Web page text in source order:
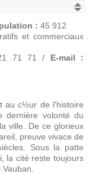
: 45 912
et commerciaux
71 71 / E-mail :
au c½ur de l'histoire
dernière volonté du
ville. De ce glorieux
preuve vivace de
Sous la patte
la cité reste toujours